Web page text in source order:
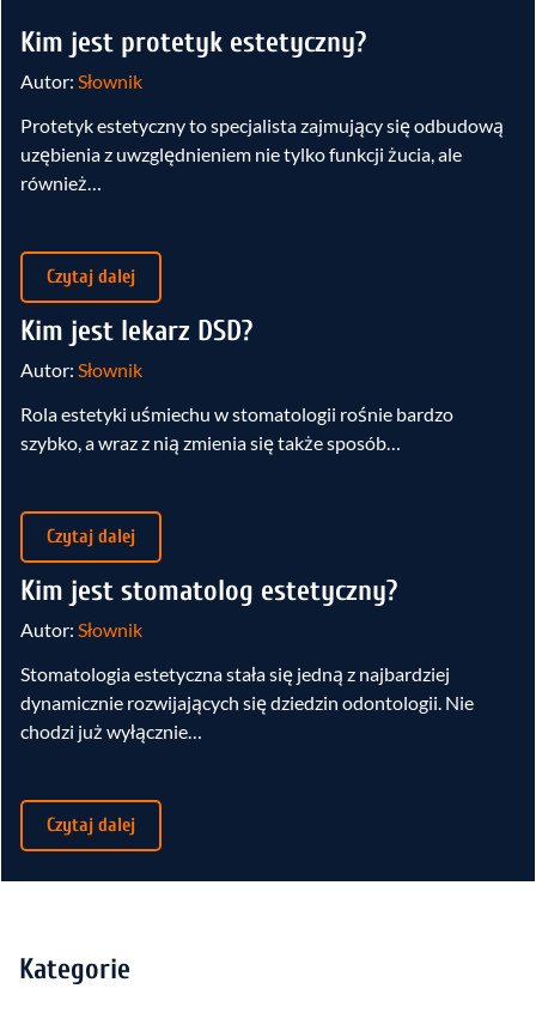
Kim jest protetyk estetyczny?
Autor: Słownik
Protetyk estetyczny to specjalista zajmujący się odbudową
uzębienia z uwzględnieniem nie tylko funkcji żucia, ale
również…
Czytaj dalej
Kim jest lekarz DSD?
Autor: Słownik
Rola estetyki uśmiechu w stomatologii rośnie bardzo
szybko, a wraz z nią zmienia się także sposób…
Czytaj dalej
Kim jest stomatolog estetyczny?
Autor: Słownik
Stomatologia estetyczna stała się jedną z najbardziej
dynamicznie rozwijających się dziedzin odontologii. Nie
chodzi już wyłącznie…
Czytaj dalej
Kategorie